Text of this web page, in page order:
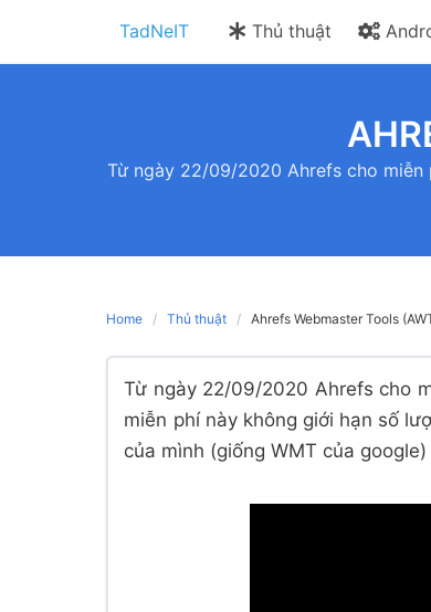
content
TadNeIT Thủ thuật
Từ ngày 22/09/2020 Ahrefs cho
Home Thủ thuật Ahrefs Webmaster Tools
Từ ngày 22/09/2020 Ahrefs cho
miễn phí này không giới hạn số
của mình (giống WMT của google)